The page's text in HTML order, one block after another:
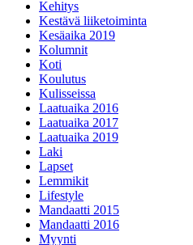
Kehitys
Kestävä liiketoiminta
Kesäaika 2019
Kolumnit
Koti
Koulutus
Kulisseissa
Laatuaika 2016
Laatuaika 2017
Laatuaika 2019
Laki
Lapset
Lemmikit
Lifestyle
Mandaatti 2015
Mandaatti 2016
Myynti